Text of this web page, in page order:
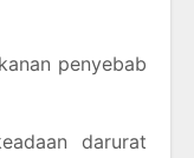
penyebab
darurat